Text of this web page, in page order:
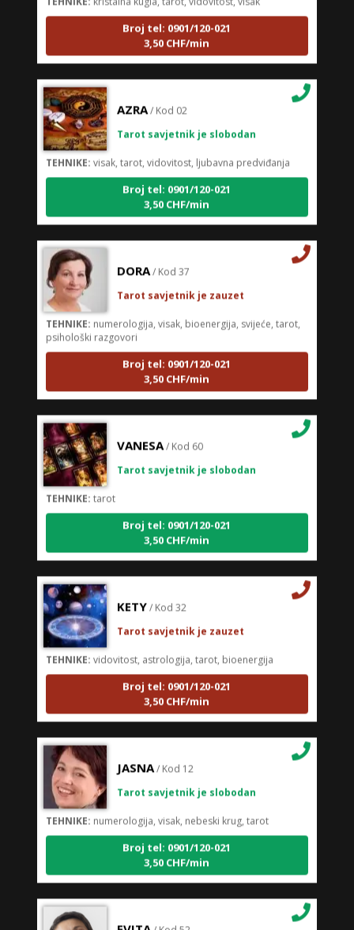
Broj tel: 0901/120-021
3,50 CHF/min
TEHNIKE:visak, tarot, vidovitost, ljubavna predviđanja
Broj tel: 0901/120-021
3,50 CHF/min
TEHNIKE:numerologija, visak, bioenergija, svijeće, tarot,
psihološki razgovori
Broj tel: 0901/120-021
3,50 CHF/min
TEHNIKE:tarot
Broj tel: 0901/120-021
3,50 CHF/min
TEHNIKE:vidovitost, astrologija, tarot, bioenergija
Broj tel: 0901/120-021
3,50 CHF/min
Tarot savjetnik je slobodan
TEHNIKE:numerologija, visak, nebeski krug, tarot
Broj tel: 0901/120-021
3,50 CHF/min